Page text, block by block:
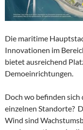
Die maritime
Innovationen im
bietet ausreichend
Demoeinrichtungen.
Doch wo befinden sich
einzelnen Standorte?
Wind sind